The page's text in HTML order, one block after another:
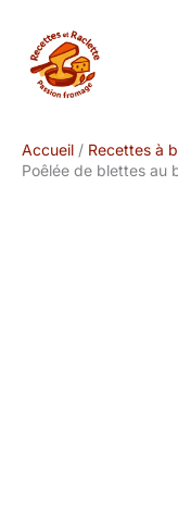
contenu
Accueil
Recettes à
Poêlée de blettes au